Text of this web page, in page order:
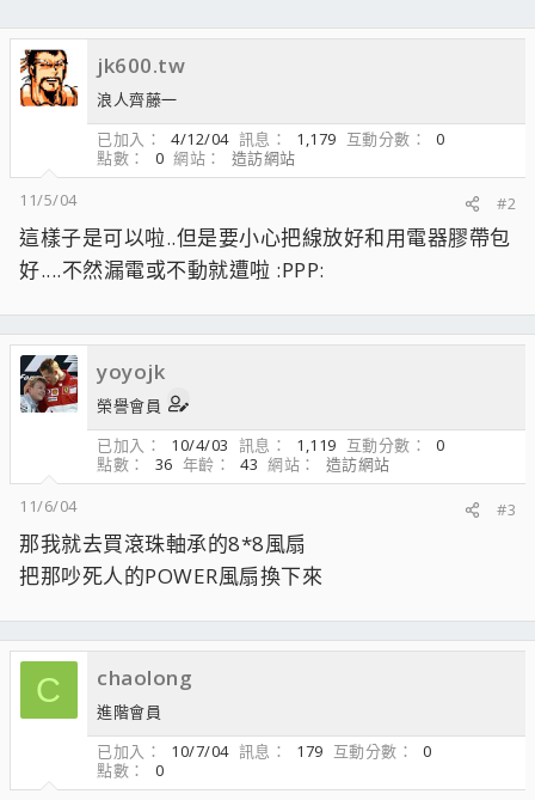
jk600.tw
浪人齊藤一
已加入
4/12/04 訊息 1,179 互動分數
0
點數
0 網站
造訪網站
11/5/04
#2
這樣子是可以啦..但是要小心把線放好和用電器膠帶包
好....不然漏電或不動就遭啦 :PPP:
yoyojk
榮譽會員
已加入
10/4/03 訊息 1,119 互動分數
0
點數
36 年齡 43 網站
造訪網站
11/6/04
#3
那我就去買滾珠軸承的8*8風扇
把那吵死人的POWER風扇換下來
C chaolong
進階會員
已加入
10/7/04 訊息 179 互動分數
0
點數
0